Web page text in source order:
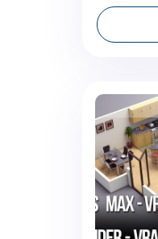
hơn nữa